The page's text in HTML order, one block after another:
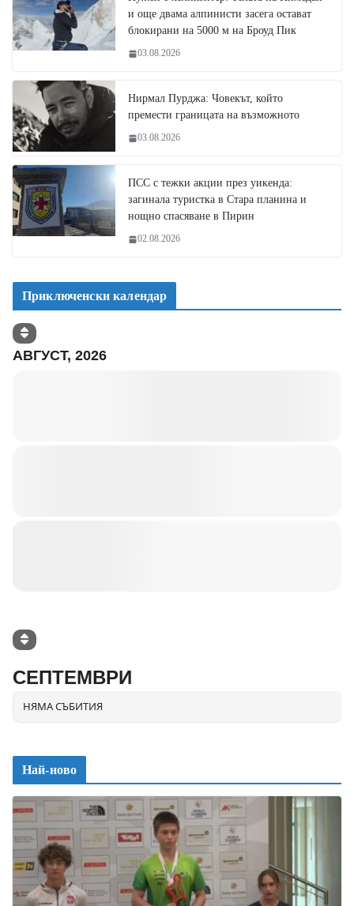
и още двама алпинисти засега остават
блокирани на 5000 м на Броуд Пик
03.08.2026
Нирмал Пурджа: Човекът, който
премести границата на възможното
03.08.2026
ПСС с тежки акции през уикенда:
загинала туристка в Стара планина и
нощно спасяване в Пирин
02.08.2026
Приключенски календар
АВГУСТ, 2026
СЕПТЕМВРИ
НЯМА СЪБИТИЯ
Най-ново